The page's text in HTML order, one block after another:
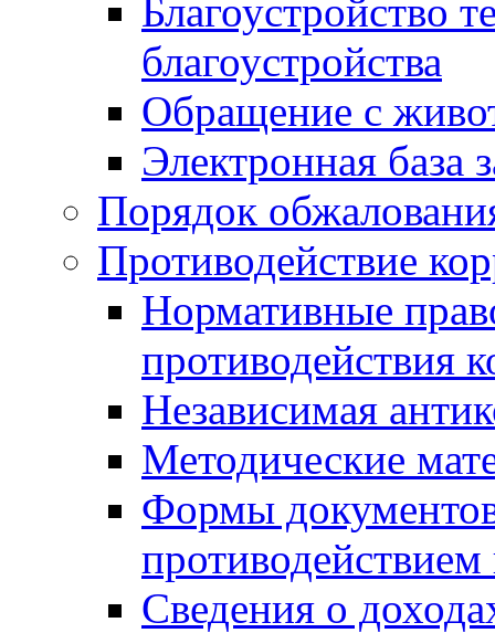
Благоустройство
благоустройства
Обращение с
Электронная база
Порядок
Противодействие
Нормативные
противодействия
Независимая
Методические
Формы
Сведения о